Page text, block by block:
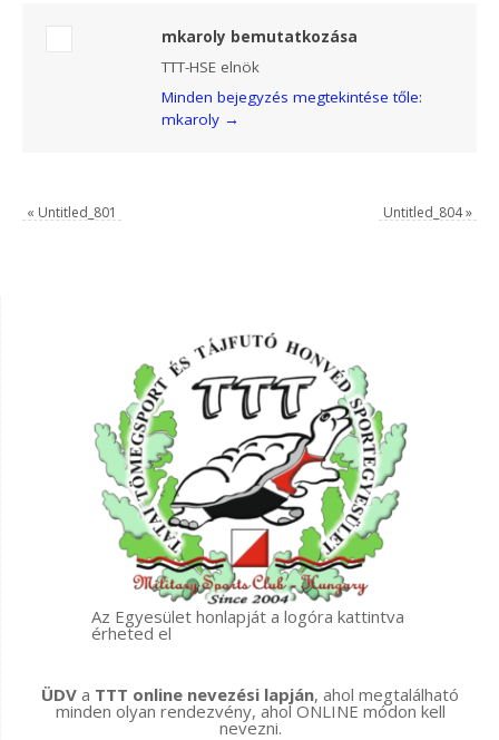
mkaroly bemutatkozása
TTT-HSE elnök
Minden bejegyzés megtekintése tőle:
mkaroly →
« Untitled_801 Untitled_804»
Az Egyesület honlapját a logóra kattintva
érheted el
ÜDV a TTT online nevezési lapján, ahol megtalálható
minden olyan rendezvény, ahol ONLINE módon kell
nevezni.